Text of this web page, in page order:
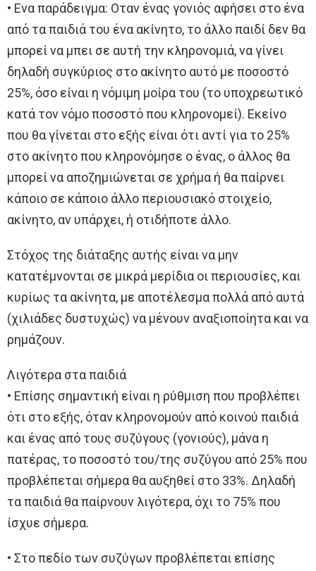
• Ενα παράδειγμα: Οταν ένας γονιός αφήσει στο ένα
από τα παιδιά του ένα ακίνητο, το άλλο παιδί δεν θα
μπορεί να μπει σε αυτή την κληρονομιά, να γίνει
δηλαδή συγκύριος στο ακίνητο αυτό με ποσοστό
25%, όσο είναι η νόμιμη μοίρα του (το υποχρεωτικό
κατά τον νόμο ποσοστό που κληρονομεί). Εκείνο
που θα γίνεται στο εξής είναι ότι αντί για το 25%
στο ακίνητο που κληρονόμησε ο ένας, ο άλλος θα
μπορεί να αποζημιώνεται σε χρήμα ή θα παίρνει
κάποιο σε κάποιο άλλο περιουσιακό στοιχείο,
ακίνητο, αν υπάρχει, ή οτιδήποτε άλλο.
Στόχος της διάταξης αυτής είναι να μην
κατατέμνονται σε μικρά μερίδια οι περιουσίες, και
κυρίως τα ακίνητα, με αποτέλεσμα πολλά από αυτά
(χιλιάδες δυστυχώς) να μένουν αναξιοποίητα και να
ρημάζουν.
Λιγότερα στα παιδιά
• Επίσης σημαντική είναι η ρύθμιση που προβλέπει
ότι στο εξής, όταν κληρονομούν από κοινού παιδιά
και ένας από τους συζύγους (γονιούς), μάνα η
πατέρας, το ποσοστό του/της συζύγου από 25% που
προβλέπεται σήμερα θα αυξηθεί στο 33%. Δηλαδή
τα παιδιά θα παίρνουν λιγότερα, όχι το 75% που
ίσχυε σήμερα.
• Στο πεδίο των συζύγων προβλέπεται επίσης